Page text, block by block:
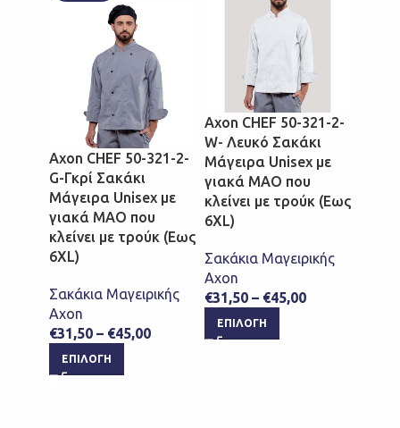
Axon CHEF 50-321-2-
G-Γκρί Σακάκι
Μάγειρα Unisex με
γιακά ΜΑΟ που
κλείνει με τρούκ (Eως
6XL)
Σακάκια Μαγειρικής
Axon
€31,50 – €45,00
ΕΠΙΛΟΓΉ
Axon CHEF 50-321-2-
W- Λευκό Σακάκι
Μάγειρα Unisex με
γιακά ΜΑΟ που
κλείνει με τρούκ (Eως
6XL)
Σακάκια Μαγειρικής
Axon
€31,50 – €45,00
ΕΠΙΛΟΓΉ